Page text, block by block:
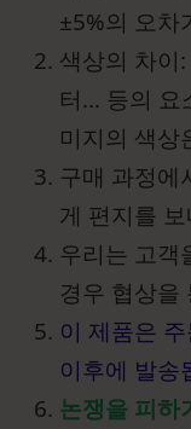
±5%의 오차
색상의 차이
터... 등의 요
미지의 색상
구매 과정에
게 편지를
우리는 고객
경우 협상을
이 제품은
이후에 발송
논쟁을 피하